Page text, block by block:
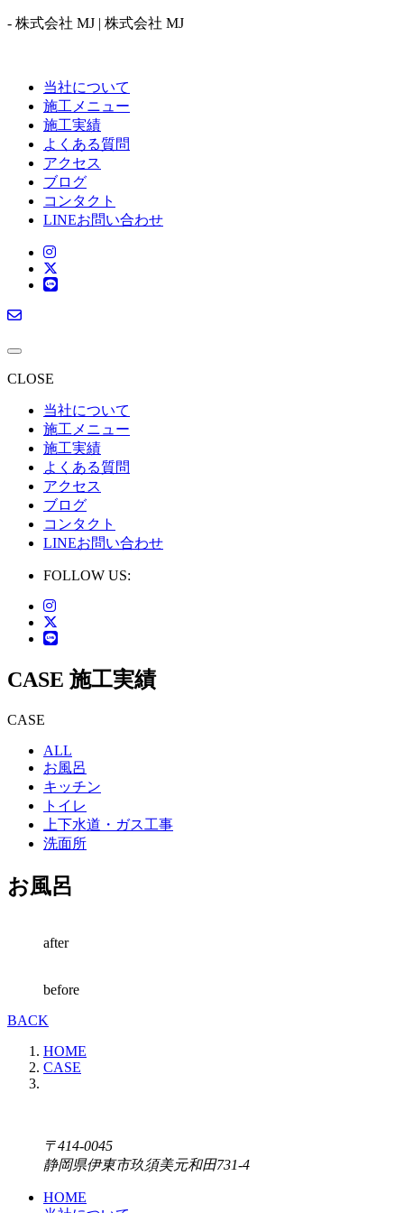
- 株式会社 MJ | 株式会社 MJ
当社について
施工メニュー
施工実績
よくある質問
アクセス
ブログ
コンタクト
LINEお問い合わせ
CLOSE
当社について
施工メニュー
施工実績
よくある質問
アクセス
ブログ
コンタクト
LINEお問い合わせ
FOLLOW US:
CASE 施工実績
CASE
ALL
お風呂
キッチン
トイレ
上下水道・ガス工事
洗面所
お風呂
after
before
BACK
HOME
CASE
〒414-0045
静岡県伊東市玖須美元和田731-4
HOME